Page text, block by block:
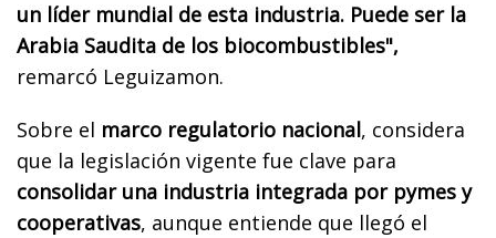
un líder mundial de esta industria. Puede ser la
Arabia Saudita de los biocombustibles",
remarcó Leguizamon.
Sobre el marco regulatorio nacional, considera
que la legislación vigente fue clave para
consolidar una industria integrada por pymes y
cooperativas, aunque entiende que llegó el